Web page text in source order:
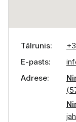
Tālrunis
E-pasts
Adrese